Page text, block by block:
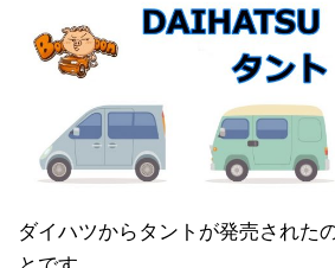
ダイハツからタントが発売された